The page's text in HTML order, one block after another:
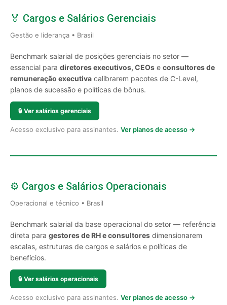
🏅 Cargos e Salários Gerenciais
Gestão e liderança • Brasil
Benchmark salarial de posições gerenciais no setor —
essencial para diretores executivos, CEOs e consultores de
remuneração executiva calibrarem pacotes de C-Level,
planos de sucessão e políticas de bônus.
🔒 Ver salários gerenciais
Acesso exclusivo para assinantes. Ver planos de acesso →
⚙️ Cargos e Salários Operacionais
Operacional e técnico • Brasil
Benchmark salarial da base operacional do setor — referência
direta para gestores de RH e consultores dimensionarem
escalas, estruturas de cargos e salários e políticas de
benefícios.
🔒 Ver salários operacionais
Acesso exclusivo para assinantes. Ver planos de acesso →